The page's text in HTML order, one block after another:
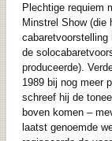
Plechtige requiem
Minstrel Show (die
cabaretvoorstelling
de
produceerde).
1989 bij nog meer
schreef hij de
boven komen –
laatst genoemde